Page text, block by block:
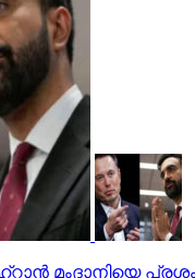
മംദാനിയെ